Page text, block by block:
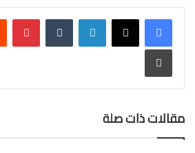
لينكدإن بينتيريست
مقالات ذات صلة